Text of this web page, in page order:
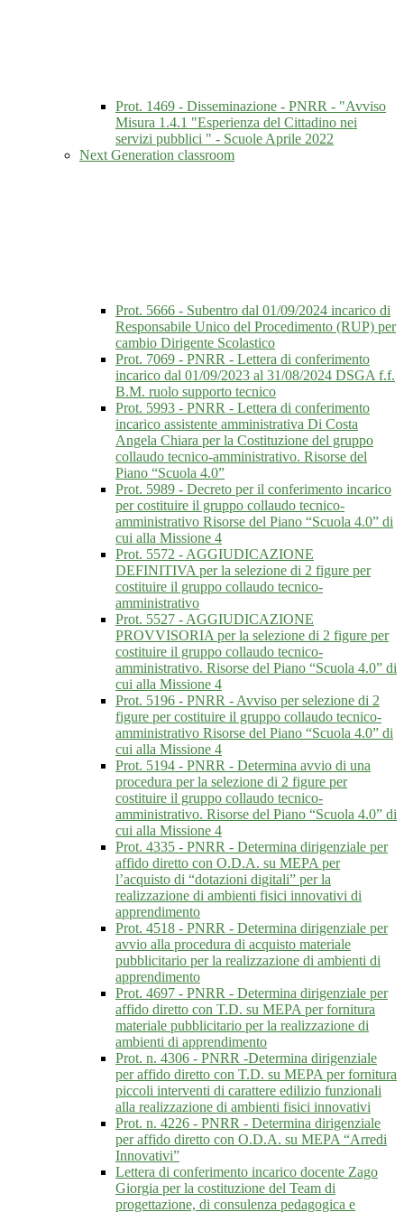
Prot. 1469 - Disseminazione - PNRR - "Avviso
Misura 1.4.1 "Esperienza del Cittadino nei
servizi pubblici " - Scuole Aprile 2022
Next Generation classroom
Prot. 5666 - Subentro dal 01/09/2024 incarico di
Responsabile Unico del Procedimento (RUP) per
cambio Dirigente Scolastico
Prot. 7069 - PNRR - Lettera di conferimento
incarico dal 01/09/2023 al 31/08/2024 DSGA f.f.
B.M. ruolo supporto tecnico
Prot. 5993 - PNRR - Lettera di conferimento
incarico assistente amministrativa Di Costa
Angela Chiara per la Costituzione del gruppo
collaudo tecnico-amministrativo. Risorse del
Piano “Scuola 4.0”
Prot. 5989 - Decreto per il conferimento incarico
per costituire il gruppo collaudo tecnico-
amministrativo Risorse del Piano “Scuola 4.0” di
cui alla Missione 4
Prot. 5572 - AGGIUDICAZIONE
DEFINITIVA per la selezione di 2 figure per
costituire il gruppo collaudo tecnico-
amministrativo
Prot. 5527 - AGGIUDICAZIONE
PROVVISORIA per la selezione di 2 figure per
costituire il gruppo collaudo tecnico-
amministrativo. Risorse del Piano “Scuola 4.0” di
cui alla Missione 4
Prot. 5196 - PNRR - Avviso per selezione di 2
figure per costituire il gruppo collaudo tecnico-
amministrativo Risorse del Piano “Scuola 4.0” di
cui alla Missione 4
Prot. 5194 - PNRR - Determina avvio di una
procedura per la selezione di 2 figure per
costituire il gruppo collaudo tecnico-
amministrativo. Risorse del Piano “Scuola 4.0” di
cui alla Missione 4
Prot. 4335 - PNRR - Determina dirigenziale per
affido diretto con O.D.A. su MEPA per
l’acquisto di “dotazioni digitali” per la
realizzazione di ambienti fisici innovativi di
apprendimento
Prot. 4518 - PNRR - Determina dirigenziale per
avvio alla procedura di acquisto materiale
pubblicitario per la realizzazione di ambienti di
apprendimento
Prot. 4697 - PNRR - Determina dirigenziale per
affido diretto con T.D. su MEPA per fornitura
materiale pubblicitario per la realizzazione di
ambienti di apprendimento
Prot. n. 4306 - PNRR -Determina dirigenziale
per affido diretto con T.D. su MEPA per fornitura
piccoli interventi di carattere edilizio funzionali
alla realizzazione di ambienti fisici innovativi
Prot. n. 4226 - PNRR - Determina dirigenziale
per affido diretto con O.D.A. su MEPA “Arredi
Innovativi”
Lettera di conferimento incarico docente Zago
Giorgia per la costituzione del Team di
progettazione, di consulenza pedagogica e